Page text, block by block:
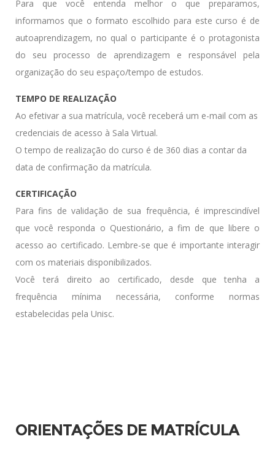
Para que você entenda melhor o que preparamos,
informamos que o formato escolhido para este curso é de
autoaprendizagem, no qual o participante é o protagonista
do seu processo de aprendizagem e responsável pela
organização do seu espaço/tempo de estudos.
TEMPO DE REALIZAÇÃO
Ao efetivar a sua matrícula, você receberá um e-mail com as
credenciais de acesso à Sala Virtual.
O tempo de realização do curso é de 360 dias a contar da
data de confirmação da matrícula.
CERTIFICAÇÃO
Para fins de validação de sua frequência, é imprescindível
que você responda o Questionário, a fim de que libere o
acesso ao certificado. Lembre-se que é importante interagir
com os materiais disponibilizados.
Você terá direito ao certificado, desde que tenha a
frequência mínima necessária, conforme normas
estabelecidas pela Unisc.
ORIENTAÇÕES DE MATRÍCULA